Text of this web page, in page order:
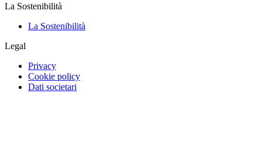
La Sostenibilità
La Sostenibilità
Legal
Privacy
Cookie policy
Dati societari